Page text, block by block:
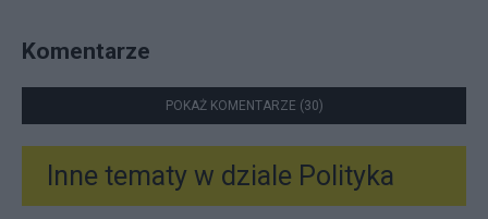
Komentarze
POKAŻ KOMENTARZE (30)
Inne tematy w dziale Polityka